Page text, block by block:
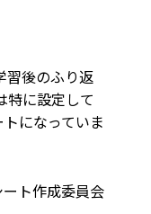
後のふり返
特に設定して
になっていま
ト作成委員会